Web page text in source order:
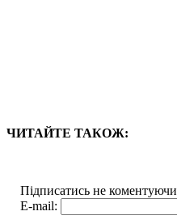
ЧИТАЙТЕ ТАКОЖ:
Підписатись не коментуючи
E-mail: